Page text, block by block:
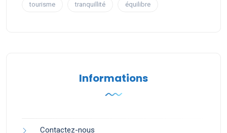
tourisme tranquillité équilibre
Informations
Contactez-nous